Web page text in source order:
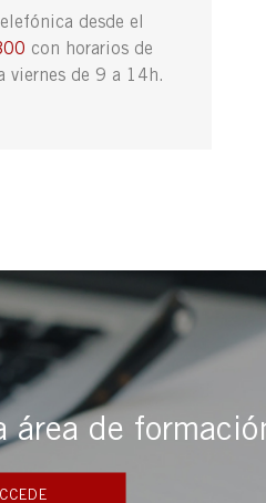
desde el
con horarios de
viernes de 9 a 14h.
área de